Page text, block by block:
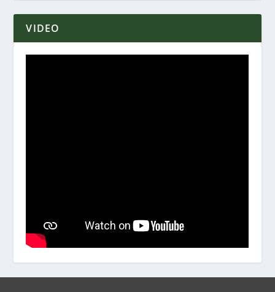
VIDEO